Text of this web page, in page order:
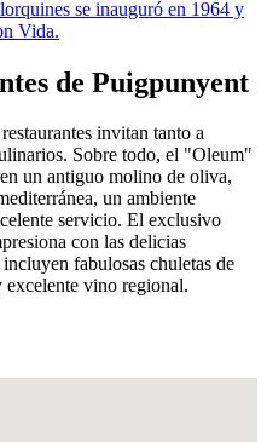
se inauguró en 1964 y
Vida.
de Puigpunyent
invitan tanto a
Sobre todo, el "Oleum"
un antiguo molino de oliva,
un ambiente
servicio. El exclusivo
con las delicias
fabulosas chuletas de
excelente vino regional.